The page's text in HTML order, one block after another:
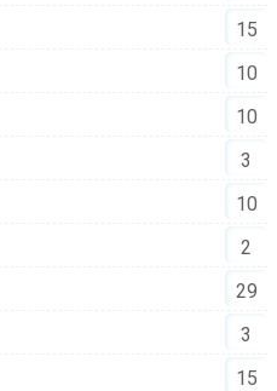
15
10
10
3
10
2
29
3
15